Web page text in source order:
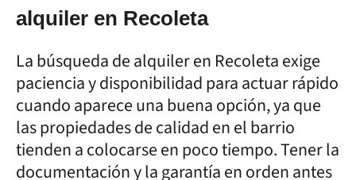
alquiler en Recoleta
La búsqueda de alquiler en Recoleta exige
paciencia y disponibilidad para actuar rápido
cuando aparece una buena opción, ya que
las propiedades de calidad en el barrio
tienden a colocarse en poco tiempo. Tener la
documentación y la garantía en orden antes